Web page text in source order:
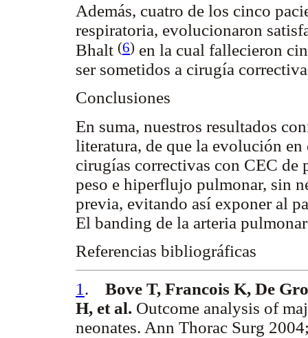
Además, cuatro de los cinco
respiratoria, evolucionaron
Bhalt (6) en la cual fallecieron
ser sometidos a cirugía
Conclusiones
En suma, nuestros resultados
literatura, de que la evolución
cirugías correctivas con CEC de
peso e hiperflujo pulmonar, sin
previa, evitando así exponer al
El banding de la arteria
Referencias bibliográficas
1 . Bove T, Francois K, De
H, et al. Outcome analysis of
neonates. Ann Thorac Surg